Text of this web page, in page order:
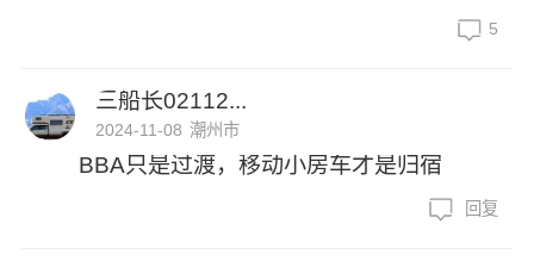
5
三船长02112...
2024-11-08 潮州市
BBA只是过渡，移动小房车才是归宿
回复